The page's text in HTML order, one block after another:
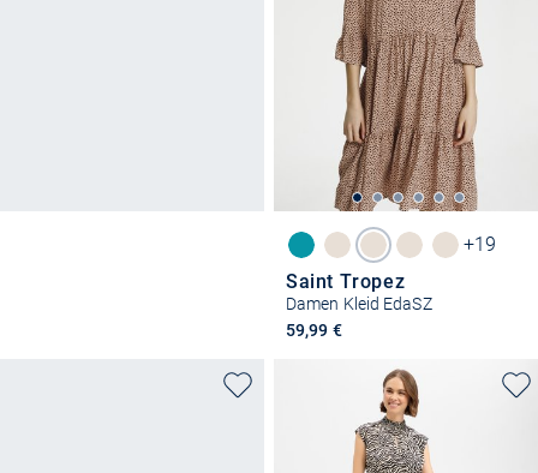
+19
Saint Tropez
Damen Kleid EdaSZ
59,99 €